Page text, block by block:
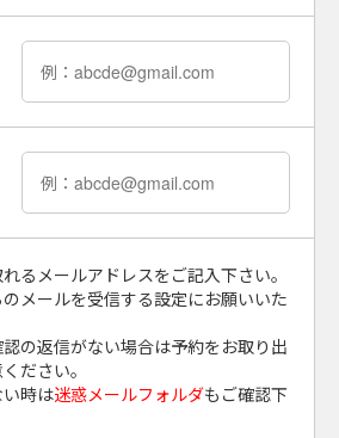
るメールアドレスをご記入下さい。
メールを受信する設定にお願いいた
の返信がない場合は予約をお取り出
ださい。
時は迷惑メールフォルダもご確認下